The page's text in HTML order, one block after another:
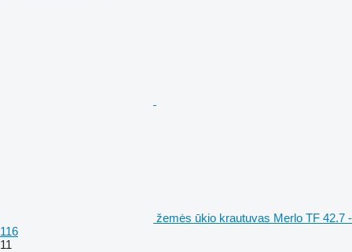
žemės ūkio krautuvas Merlo TF 42.7 -
116
11